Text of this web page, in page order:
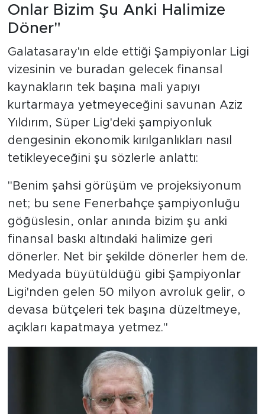
Onlar Bizim Şu Anki Halimize
Döner"
Galatasaray'ın elde ettiği Şampiyonlar Ligi
vizesinin ve buradan gelecek finansal
kaynakların tek başına mali yapıyı
kurtarmaya yetmeyeceğini savunan Aziz
Yıldırım, Süper Lig'deki şampiyonluk
dengesinin ekonomik kırılganlıkları nasıl
tetikleyeceğini şu sözlerle anlattı:
"Benim şahsi görüşüm ve projeksiyonum
net; bu sene Fenerbahçe şampiyonluğu
göğüslesin, onlar anında bizim şu anki
finansal baskı altındaki halimize geri
dönerler. Net bir şekilde dönerler hem de.
Medyada büyütüldüğü gibi Şampiyonlar
Ligi'nden gelen 50 milyon avroluk gelir, o
devasa bütçeleri tek başına düzeltmeye,
açıkları kapatmaya yetmez."